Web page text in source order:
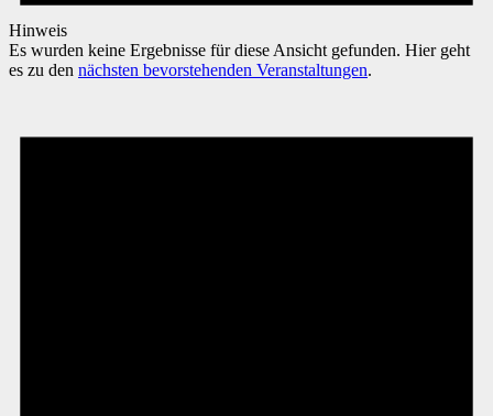
Hinweis
Es wurden keine Ergebnisse für diese Ansicht gefunden. Hier geht
es zu den nächsten bevorstehenden Veranstaltungen.